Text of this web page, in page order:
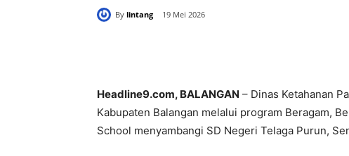
By lintang 19 Mei 2026
Headline9.com, BALANGAN – Dinas Ketahanan
Kabupaten Balangan melalui program Beragam,
School menyambangi SD Negeri Telaga Purun,